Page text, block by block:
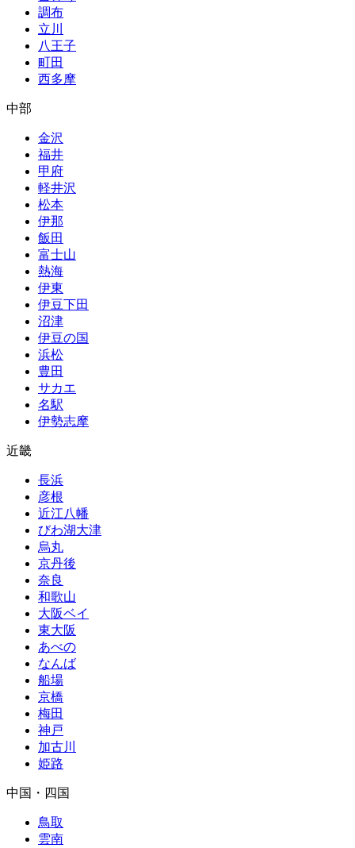
調布
立川
八王子
町田
西多摩
中部
金沢
福井
甲府
軽井沢
松本
伊那
飯田
富士山
熱海
伊東
伊豆下田
沼津
伊豆の国
浜松
豊田
サカエ
名駅
伊勢志摩
近畿
長浜
彦根
近江八幡
びわ湖大津
烏丸
京丹後
奈良
和歌山
大阪ベイ
東大阪
あべの
なんば
船場
京橋
梅田
神戸
加古川
姫路
中国・四国
鳥取
雲南